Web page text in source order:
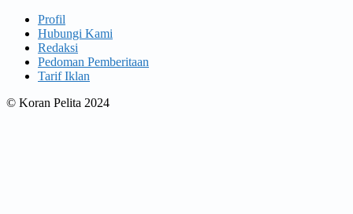
Profil
Hubungi Kami
Redaksi
Pedoman Pemberitaan
Tarif Iklan
© Koran Pelita 2024